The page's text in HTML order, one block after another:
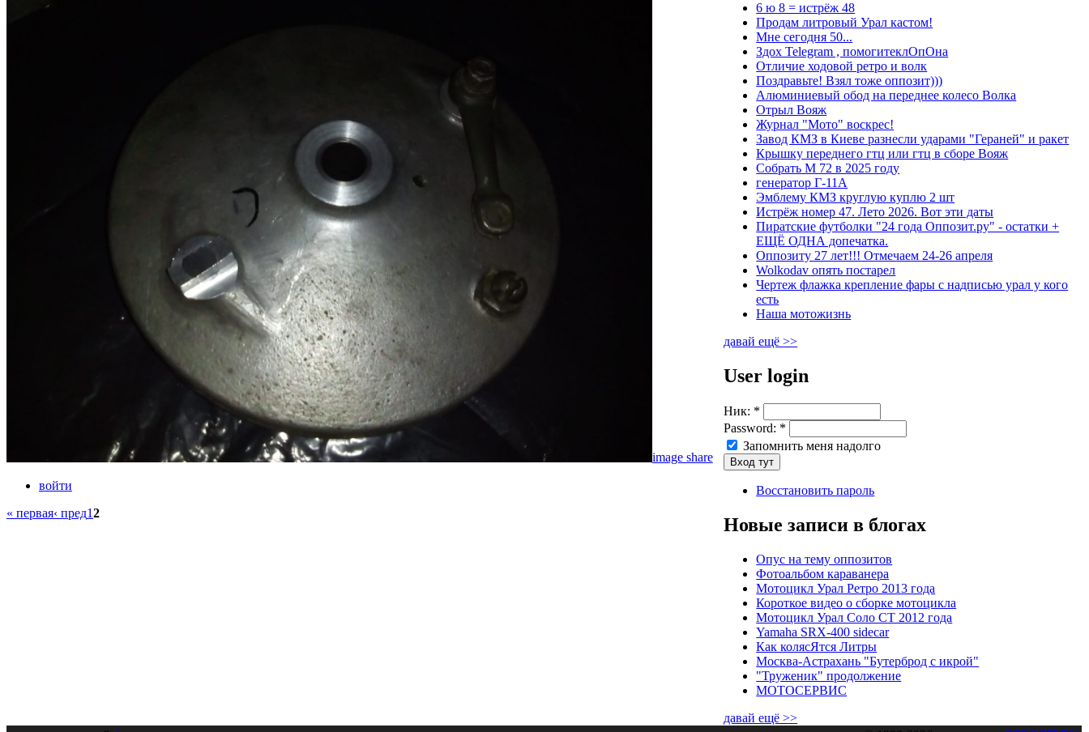
image share
войти
« первая‹ пред12
6 ю 8 = истрёж 48
Продам литровый Урал кастом!
Мне сегодня 50...
Здох Telegram , помогитеклОпОна
Отличие ходовой ретро и волк
Поздравьте! Взял тоже оппозит)))
Алюминиевый обод на переднее колесо Волка
Отрыл Вояж
Журнал "Мото" воскрес!
Завод КМЗ в Киеве разнесли ударами "Гераней" и ракет
Крышку переднего гтц или гтц в сборе Вояж
Собрать М 72 в 2025 году
генератор Г-11А
Эмблему КМЗ круглую куплю 2 шт
Истрёж номер 47. Лето 2026. Вот эти даты
Пиратские футболки "24 года Оппозит.ру" - остатки +
ЕЩЁ ОДНА допечатка.
Оппозиту 27 лет!!! Отмечаем 24-26 апреля
Wolkodav опять постарел
Чертеж флажка крепление фары с надписью урал у кого
есть
Наша мотожизнь
давай ещё >>
User login
Ник: *
Password: *
Запомнить меня надолго
Восстановить пароль
Новые записи в блогах
Опус на тему оппозитов
Фотоальбом караванера
Мотоцикл Урал Ретро 2013 года
Короткое видео о сборке мотоцикла
Мотоцикл Урал Соло СТ 2012 года
Yamaha SRX-400 sidecar
Как колясЯтся Литры
Москва-Астрахань "Бутерброд с икрой"
"Труженик" продолжение
МОТОСЕРВИС
давай ещё >>